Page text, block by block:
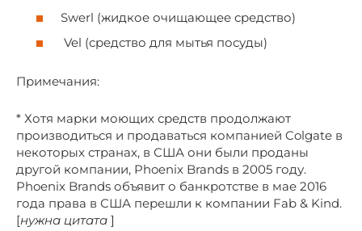
Swerl (жидкое очищающее средство)
Vel (средство для мытья посуды)
Примечания:
* Хотя марки моющих средств продолжают
производиться и продаваться компанией Colgate в
некоторых странах, в США они были проданы
другой компании, Phoenix Brands в 2005 году.
Phoenix Brands объявит о банкротстве в мае 2016
года права в США перешли к компании Fab & Kind.
[нужна цитата ]